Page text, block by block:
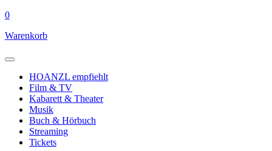
0
Warenkorb
HOANZL empfiehlt
Film & TV
Kabarett & Theater
Musik
Buch & Hörbuch
Streaming
Tickets